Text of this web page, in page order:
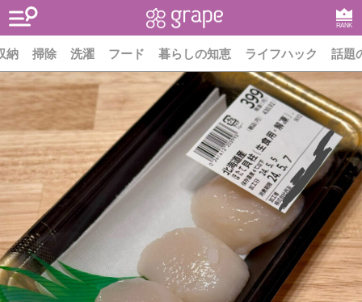
RANK
納 掃除 洗濯 フード 暮らしの知恵 ライフハック 話題